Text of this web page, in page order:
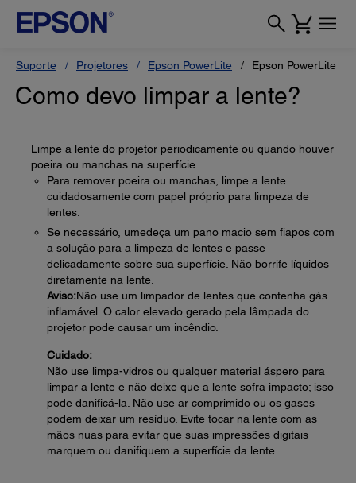
Suporte Projetores Epson PowerLite Epson PowerLite
Como devo limpar a lente?
Limpe a lente do projetor periodicamente ou quando houver
poeira ou manchas na superfície.
Para remover poeira ou manchas, limpe a lente
cuidadosamente com papel próprio para limpeza de
lentes.
Se necessário, umedeça um pano macio sem fiapos com
a solução para a limpeza de lentes e passe
delicadamente sobre sua superfície. Não borrife líquidos
diretamente na lente.
Aviso:Não use um limpador de lentes que contenha gás
inflamável. O calor elevado gerado pela lâmpada do
projetor pode causar um incêndio.
Cuidado:
Não use limpa-vidros ou qualquer material áspero para
limpar a lente e não deixe que a lente sofra impacto; isso
pode danificá-la. Não use ar comprimido ou os gases
podem deixar um resíduo. Evite tocar na lente com as
mãos nuas para evitar que suas impressões digitais
marquem ou danifiquem a superfície da lente.